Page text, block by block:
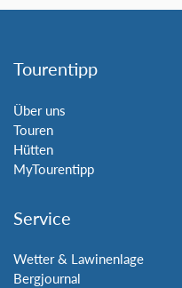
Tourentipp
Über uns
Touren
Hütten
MyTourentipp
Service
Wetter & Lawinenlage
Bergjournal